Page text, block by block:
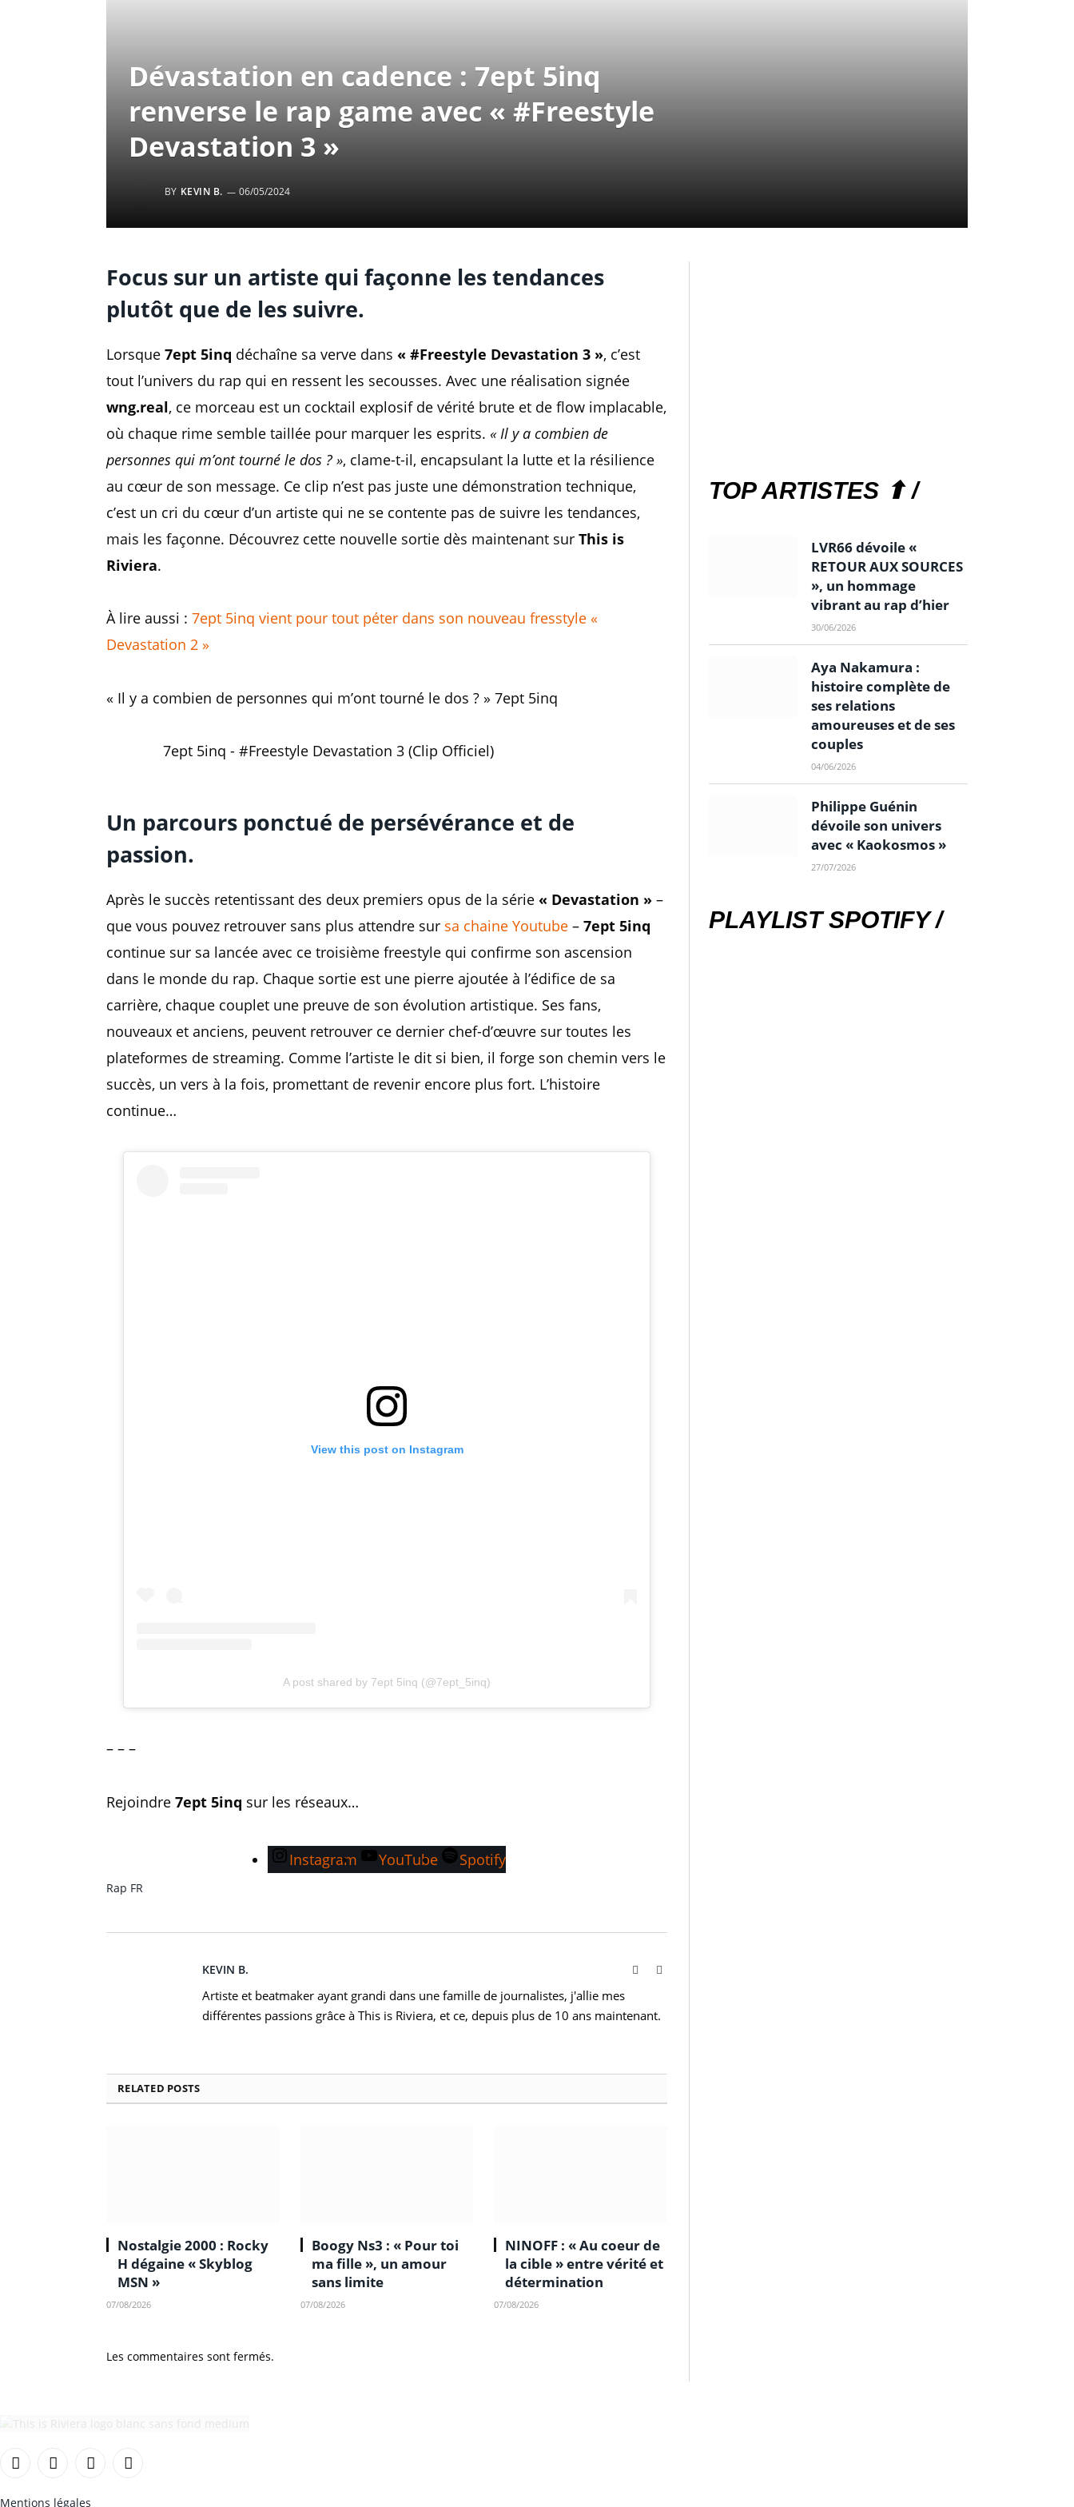
Dévastation en cadence : 7ept 5inq
renverse le rap game avec « #Freestyle
Devastation 3 »
BY KEVIN B. 06/05/2024
Focus sur un artiste qui façonne les tendances
plutôt que de les suivre.
Lorsque 7ept 5inq déchaîne sa verve dans « #Freestyle Devastation 3 », c’est
tout l’univers du rap qui en ressent les secousses. Avec une réalisation signée
wng.real, ce morceau est un cocktail explosif de vérité brute et de flow implacable,
où chaque rime semble taillée pour marquer les esprits. « Il y a combien de
personnes qui m’ont tourné le dos ? », clame-t-il, encapsulant la lutte et la résilience
au cœur de son message. Ce clip n’est pas juste une démonstration technique,
c’est un cri du cœur d’un artiste qui ne se contente pas de suivre les tendances,
mais les façonne. Découvrez cette nouvelle sortie dès maintenant sur This is
Riviera.
À lire aussi : 7ept 5inq vient pour tout péter dans son nouveau fresstyle «
Devastation 2 »
« Il y a combien de personnes qui m’ont tourné le dos ? » 7ept 5inq
7ept 5inq - #Freestyle Devastation 3 (Clip Officiel)
Un parcours ponctué de persévérance et de
passion.
Après le succès retentissant des deux premiers opus de la série « Devastation » –
que vous pouvez retrouver sans plus attendre sur sa chaine Youtube – 7ept 5inq
continue sur sa lancée avec ce troisième freestyle qui confirme son ascension
dans le monde du rap. Chaque sortie est une pierre ajoutée à l’édifice de sa
carrière, chaque couplet une preuve de son évolution artistique. Ses fans,
nouveaux et anciens, peuvent retrouver ce dernier chef-d’œuvre sur toutes les
plateformes de streaming. Comme l’artiste le dit si bien, il forge son chemin vers le
succès, un vers à la fois, promettant de revenir encore plus fort. L’histoire
continue…
View this post on Instagram
A post shared by 7ept 5inq (@7ept_5inq)
– – –
Rejoindre 7ept 5inq sur les réseaux…
Instagram YouTube Spotify
Rap FR
KEVIN B. Website
Artiste et beatmaker ayant grandi dans une famille de journalistes, j'allie mes
différentes passions grâce à This is Riviera, et ce, depuis plus de 10 ans maintenant.
RELATED POSTS
Nostalgie 2000 : Rocky
H dégaine « Skyblog
MSN »
07/08/2026
Boogy Ns3 : « Pour toi
ma fille », un amour
sans limite
07/08/2026
NINOFF : « Au coeur de
la cible » entre vérité et
détermination
07/08/2026
Les commentaires sont fermés.
TOP ARTISTES ⬆ /
LVR66 dévoile «
RETOUR AUX SOURCES
», un hommage
vibrant au rap d’hier
30/06/2026
Aya Nakamura :
histoire complète de
ses relations
amoureuses et de ses
couples
04/06/2026
Philippe Guénin
dévoile son univers
avec « Kaokosmos »
27/07/2026
PLAYLIST SPOTIFY /
FacebookInstagramTikTok YouTube
Mentions légales